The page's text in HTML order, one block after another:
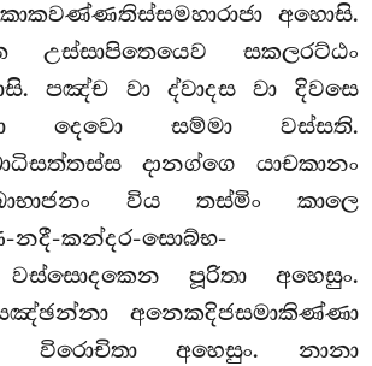
අහොසි.
සකලරට්ඨං
පඤ්ච වා ද්වාදස වා දිවසෙ
දෙවො සම්මා වස්සති.
දානග්ගෙ යාචකානං
විය තස්මිං කාලෙ
නදී-කන්දර-සොබ්භ-
වස්සොදකෙන පූරිතා අහෙසුං.
අනෙකදිජසමාකිණ්ණා
විරොචිතා අහෙසුං. නානා